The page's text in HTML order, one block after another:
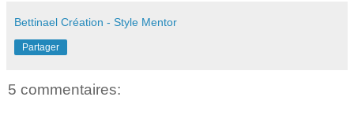
Bettinael Création - Style Mentor
Partager
5 commentaires: